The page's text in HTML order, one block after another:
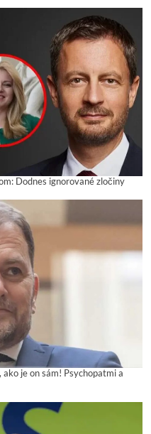
Dodnes ignorované zločiny
je on sám! Psychopatmi a